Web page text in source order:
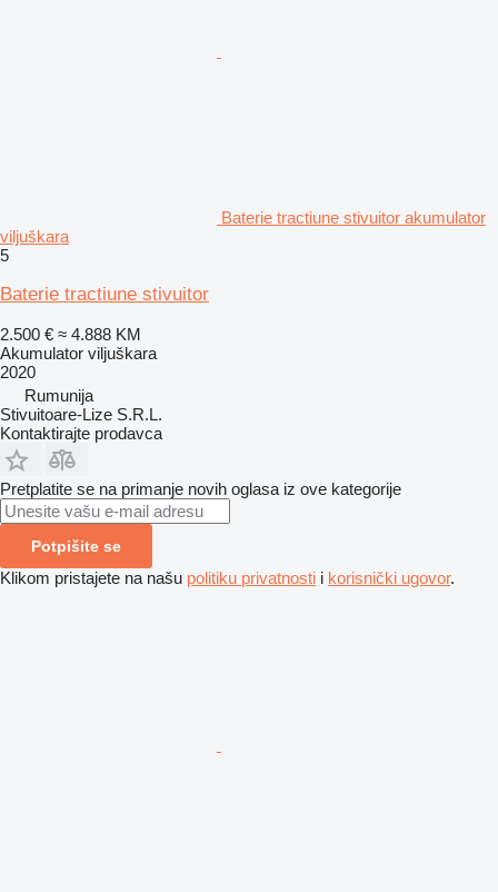
Baterie tractiune stivuitor akumulator
viljuškara
5
Baterie tractiune stivuitor
2.500 € ≈ 4.888 KM
Akumulator viljuškara
2020
Rumunija
Stivuitoare-Lize S.R.L.
Kontaktirajte prodavca
Pretplatite se na primanje novih oglasa iz ove kategorije
Potpišite se
Klikom pristajete na našu politiku privatnosti i korisnički ugovor.